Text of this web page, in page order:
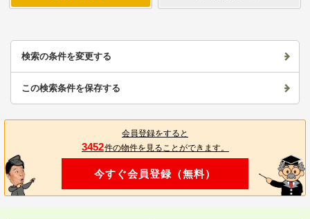
検索の条件を変更する
この検索条件を保存する
会員登録をすると
3452件の物件を見ることができます。
今すぐ会員登録（無料）